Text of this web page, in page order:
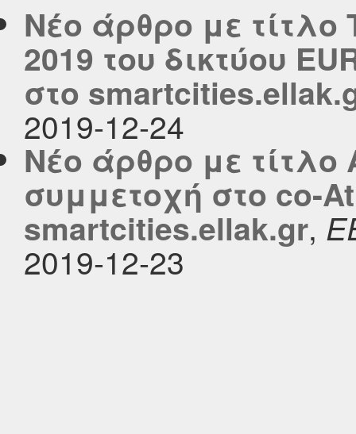
Νέο άρθρο με
2019 του δικτύου
στο
2019-12-24
Νέο άρθρο με
συμμετοχή στο co-
smartcities.ellak.gr,
2019-12-23